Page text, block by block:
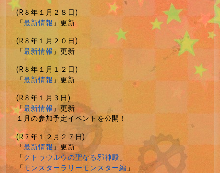
(R８年１月２８日)
「最新情報」更新
(R８年１月２０日)
「最新情報」更新
(R８年１月１２日)
「最新情報」更新
(R８年１月３日)
「最新情報」更新
１月の参加予定イベントを公開！
(R７年１２月２７日)
「最新情報」更新
「クトゥウルウの聖なる邪神殿」
「モンスターラリーモンスター編」